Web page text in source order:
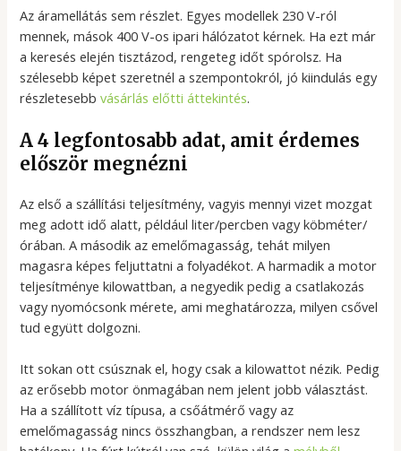
Az áramellátás sem részlet. Egyes modellek 230 V-ról
mennek, mások 400 V-os ipari hálózatot kérnek. Ha ezt már
a keresés elején tisztázod, rengeteg időt spórolsz. Ha
szélesebb képet szeretnél a szempontokról, jó kiindulás egy
részletesebbvásárlás előtti áttekintés.
A 4 legfontosabb adat, amit érdemes
először megnézni
Az első a szállítási teljesítmény, vagyis mennyi vizet mozgat
meg adott idő alatt, például liter/percben vagy köbméter/
órában. A második az emelőmagasság, tehát milyen
magasra képes feljuttatni a folyadékot. A harmadik a motor
teljesítménye kilowattban, a negyedik pedig a csatlakozás
vagy nyomócsonk mérete, ami meghatározza, milyen csővel
tud együtt dolgozni.
Itt sokan ott csúsznak el, hogy csak a kilowattot nézik. Pedig
az erősebb motor önmagában nem jelent jobb választást.
Ha a szállított víz típusa, a csőátmérő vagy az
emelőmagasság nincs összhangban, a rendszer nem lesz